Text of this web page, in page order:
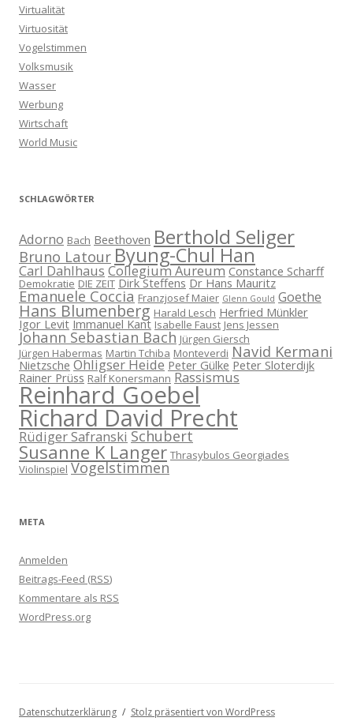
Virtualität
Virtuosität
Vogelstimmen
Volksmusik
Wasser
Werbung
Wirtschaft
World Music
SCHLAGWÖRTER
Adorno Bach Beethoven Berthold Seliger
Bruno Latour Byung-Chul Han
Carl Dahlhaus Collegium Aureum Constance Scharff
Demokratie DIE ZEIT Dirk Steffens Dr Hans Mauritz
Emanuele Coccia Franzjosef Maier Glenn Gould Goethe
Hans Blumenberg Harald Lesch Herfried Münkler
Igor Levit Immanuel Kant Isabelle Faust Jens Jessen
Johann Sebastian Bach Jürgen Giersch
Jürgen Habermas Martin Tchiba Monteverdi Navid Kermani
Nietzsche Ohligser Heide Peter Gülke Peter Sloterdijk
Rainer Prüss Ralf Konersmann Rassismus
Reinhard Goebel
Richard David Precht
Rüdiger Safranski Schubert
Susanne K Langer Thrasybulos Georgiades
Violinspiel Vogelstimmen
META
Anmelden
Beitrags-Feed (RSS)
Kommentare als RSS
WordPress.org
Datenschutzerklärung Stolz präsentiert von WordPress